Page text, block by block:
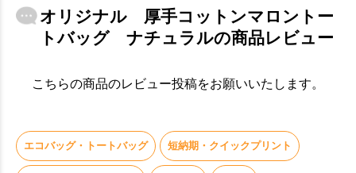
オリジナル 厚手コットンマロントー
トバッグ ナチュラルの商品レビュー
こちらの商品のレビュー投稿をお願いいたします。
エコバッグ・トートバッグ 短納期・クイックプリント